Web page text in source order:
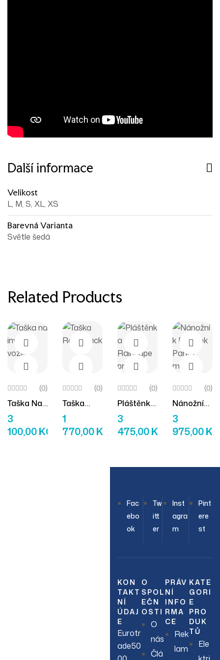
Další informace
Velikost
L, M, S, XL, XS
Barevná Varianta
Světle šedá
Related Products
Výběr Možností
(0)
Taška Na
Invalidní
Vozík
3
100,00KČ
Výběr Možností
(0)
Taška
Rack Pack
1
770,00KČ
Výběr Možností
(0)
Pláštěnka
Raincape
Pro Děti
3
475,00KČ
(0)
Nánožník
Raindek
Parka
3
975,00KČ
Fac
ebo
ok
Tw
itt
er
Inst
agra
m
Pint
ere
st
KON
TAKT
NÍ
ÚDAJ
E
Eurotr
ade50
O
SPOL
EČN
OSTI
O
nás
Člá
PRÁV
NÍ
INFO
RMA
CE
Rek
lam
KATE
GORI
E
PRO
DUK
TŮ
Ele